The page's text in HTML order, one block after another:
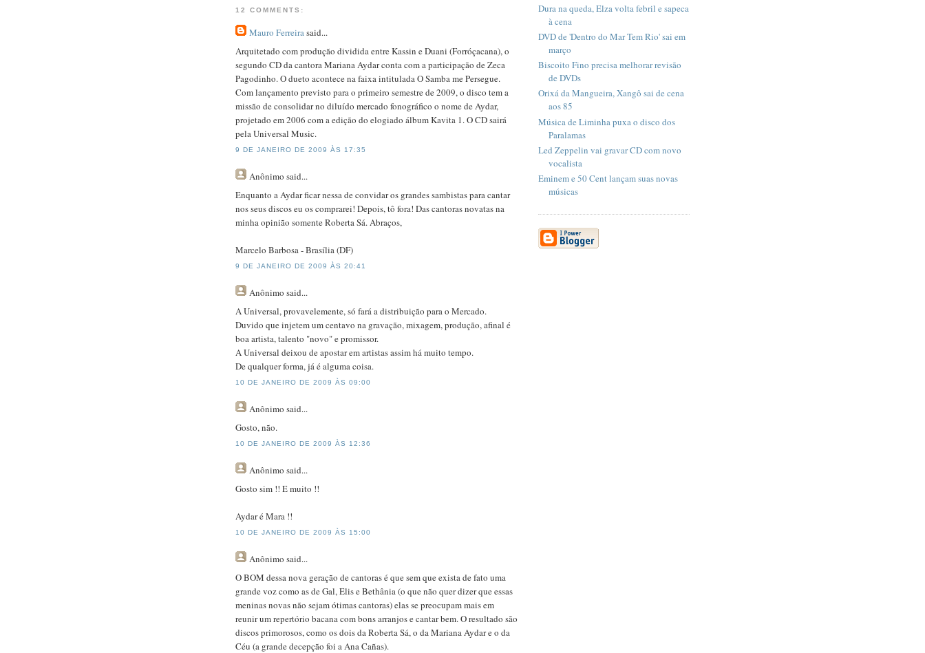
12 COMMENTS:
Mauro Ferreirasaid...
Arquitetado com produção dividida entre Kassin e Duani (Forróçacana), o
segundo CD da cantora Mariana Aydar conta com a participação de Zeca
Pagodinho. O dueto acontece na faixa intitulada O Samba me Persegue.
Com lançamento previsto para o primeiro semestre de 2009, o disco tem a
missão de consolidar no diluído mercado fonográfico o nome de Aydar,
projetado em 2006 com a edição do elogiado álbum Kavita 1. O CD sairá
pela Universal Music.
9 DE JANEIRO DE 2009 ÀS 17:35
Anônimo said...
Enquanto a Aydar ficar nessa de convidar os grandes sambistas para cantar
nos seus discos eu os comprarei! Depois, tô fora! Das cantoras novatas na
minha opinião somente Roberta Sá. Abraços,
Marcelo Barbosa - Brasília (DF)
9 DE JANEIRO DE 2009 ÀS 20:41
Anônimo said...
A Universal, provavelemente, só fará a distribuição para o Mercado.
Duvido que injetem um centavo na gravação, mixagem, produção, afinal é
boa artista, talento "novo" e promissor.
A Universal deixou de apostar em artistas assim há muito tempo.
De qualquer forma, já é alguma coisa.
10 DE JANEIRO DE 2009 ÀS 09:00
Anônimo said...
Gosto, não.
10 DE JANEIRO DE 2009 ÀS 12:36
Anônimo said...
Gosto sim !! E muito !!
Aydar é Mara !!
10 DE JANEIRO DE 2009 ÀS 15:00
Anônimo said...
O BOM dessa nova geração de cantoras é que sem que exista de fato uma
grande voz como as de Gal, Elis e Bethânia (o que não quer dizer que essas
meninas novas não sejam ótimas cantoras) elas se preocupam mais em
reunir um repertório bacana com bons arranjos e cantar bem. O resultado são
discos primorosos, como os dois da Roberta Sá, o da Mariana Aydar e o da
Céu (a grande decepção foi a Ana Cañas).
Dura na queda, Elza volta febril e sapeca
à cena
DVD de 'Dentro do Mar Tem Rio' sai em
março
Biscoito Fino precisa melhorar revisão
de DVDs
Orixá da Mangueira, Xangô sai de cena
aos 85
Música de Liminha puxa o disco dos
Paralamas
Led Zeppelin vai gravar CD com novo
vocalista
Eminem e 50 Cent lançam suas novas
músicas